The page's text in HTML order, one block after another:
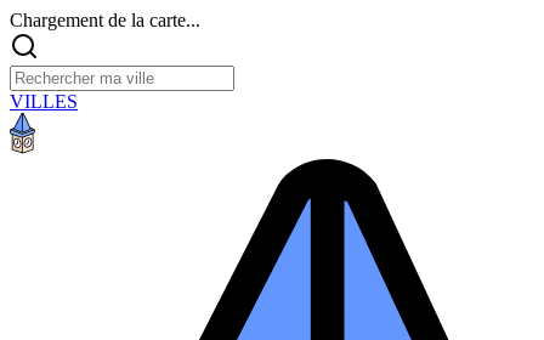
Chargement de la carte...
VILLES